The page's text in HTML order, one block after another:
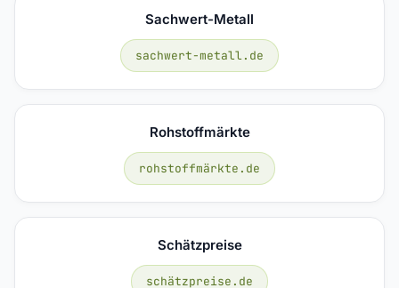
Sachwert-Metall
sachwert-metall.de
Rohstoffmärkte
rohstoffmärkte.de
Schätzpreise
schätzpreise.de